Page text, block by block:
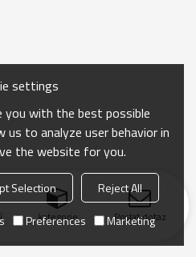
kategorie Poslat dotaz
settings
you with the best possible
us to analyze user behavior in
the website for you.
Selection
Reject All
Preferences Marketing